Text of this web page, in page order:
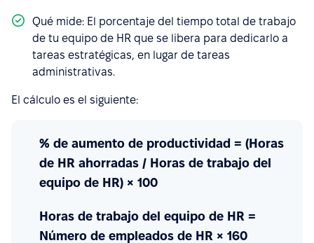
Qué mide: El porcentaje del tiempo total de trabajo
de tu equipo de HR que se libera para dedicarlo a
tareas estratégicas, en lugar de tareas
administrativas.
El cálculo es el siguiente:
% de aumento de productividad = (Horas
de HR ahorradas / Horas de trabajo del
equipo de HR) × 100
Horas de trabajo del equipo de HR =
Número de empleados de HR × 160